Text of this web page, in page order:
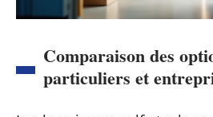
Comparaison des
particuliers et